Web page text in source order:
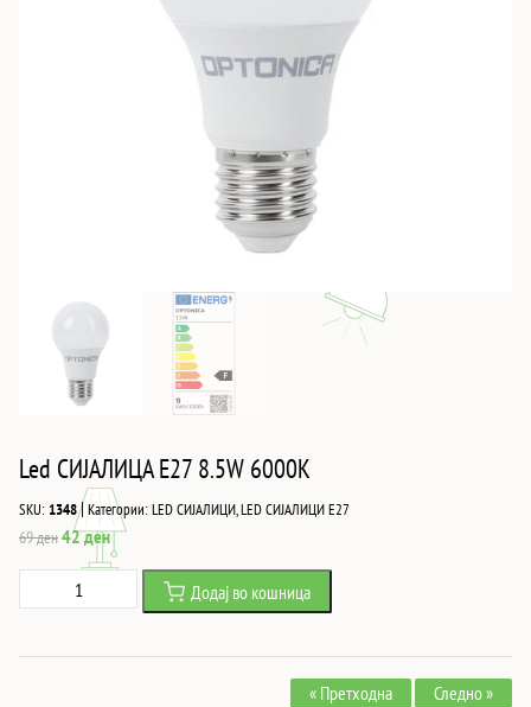
Led СИЈАЛИЦА E27 8.5W 6000K
SKU:1348|Категории:LED СИЈАЛИЦИ,LED СИЈАЛИЦИ Е27
69денOriginal
price
was:
42денCurrent
price
42 ден.
СИЈАЛИЦА
Додај во кошница
« Претходна Следно »